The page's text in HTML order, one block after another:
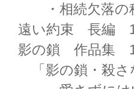
・相続欠落の
遠い約束 長編
影の鎖 作品集
「影の鎖・殺さ